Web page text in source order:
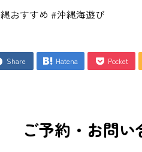
おすすめ #沖縄海遊び
Share  Hatena  Pocket
ご予約・お問